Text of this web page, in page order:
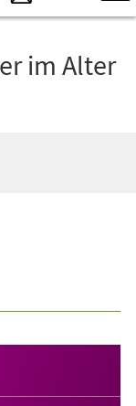
im Alter